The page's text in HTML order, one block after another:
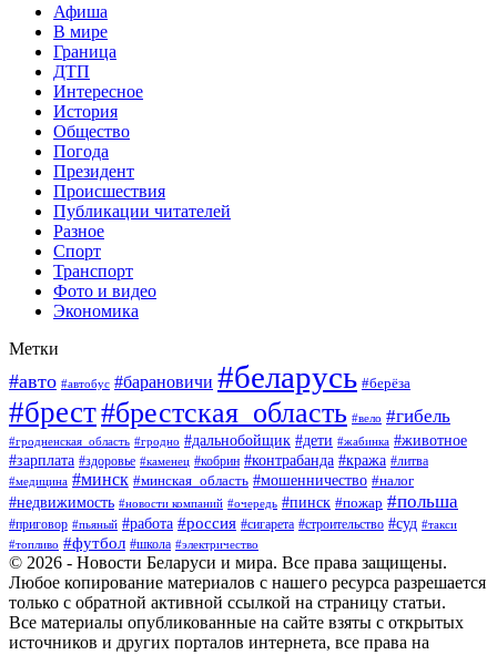
Афиша
В мире
Граница
ДТП
Интересное
История
Общество
Погода
Президент
Происшествия
Публикации читателей
Разное
Спорт
Транспорт
Фото и видео
Экономика
Метки
#авто #автобус #барановичи #беларусь #берёза
#брест#брестская_область #вело #гибель
#гродненская_область #гродно #дальнобойщик #дети #жабинка #животное
#зарплата #здоровье #каменец #кобрин #контрабанда #кража #литва
#медицина #минск #минская_область #мошенничество #налог
#недвижимость #новости компаний #очередь #пинск #пожар #польша
#приговор #пьяный #работа #россия #сигарета #строительство #суд #такси
#топливо #футбол #школа #электричество
© 2026 - Новости Беларуси и мира. Все права защищены.
Любое копирование материалов с нашего ресурса разрешается
только с обратной активной ссылкой на страницу статьи.
Все материалы опубликованные на сайте взяты с открытых
источников и других порталов интернета, все права на